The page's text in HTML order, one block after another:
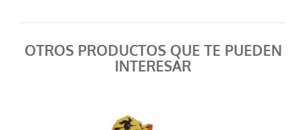
OTROS PRODUCTOS QUE TE PUEDEN
INTERESAR